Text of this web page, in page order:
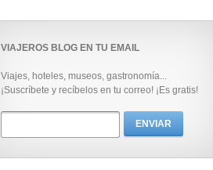
VIAJEROS BLOG EN TU EMAIL
Viajes, hoteles, museos, gastronomía...
¡Suscríbete y recíbelos en tu correo! ¡Es gratis!